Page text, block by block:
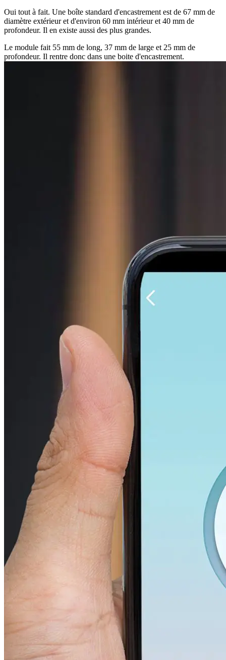
Oui tout à fait. Une boîte standard d'encastrement est de 67 mm de
diamètre extérieur et d'environ 60 mm intérieur et 40 mm de
profondeur. Il en existe aussi des plus grandes.
Le module fait 55 mm de long, 37 mm de large et 25 mm de
profondeur. Il rentre donc dans une boite d'encastrement.